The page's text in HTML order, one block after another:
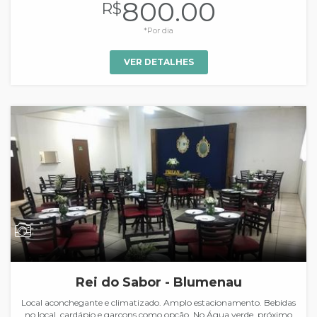
R$800.00
*Por dia
VER DETALHES
Rei do Sabor - Blumenau
Local aconchegante e climatizado. Amplo estacionamento. Bebidas
no local. cardápio e garçons como opção. No Água verde, próximo